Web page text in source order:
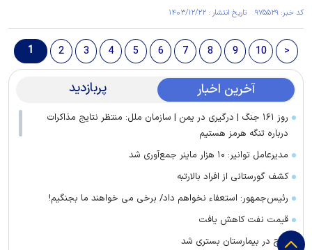
کد خبر: ۹۷۵۵۲۹ تاریخ انتشار : ۱۴۰۳/۱۲/۲۲
1 2 3 4 5 6 7 8 9 10 >
آخرین اخبار پربازدید
روز ۱۶۱ جنگ | درگیری در یمن | سازمان ملل: منتظر نتایج مذاکرات
درباره تنگه هرمز هستیم
مدیرعامل توانیر: ۱۰ هزار ماینر جمع‌آوری شد
کشف گورستانی از افراد بالارتبه
رئیس‌جمهور: استعفاء نخواهم داد/ برخی می خواهند ما بجنگیم!
قیمت نفت کاهش یافت
ایرج در بیمارستان بستری شد